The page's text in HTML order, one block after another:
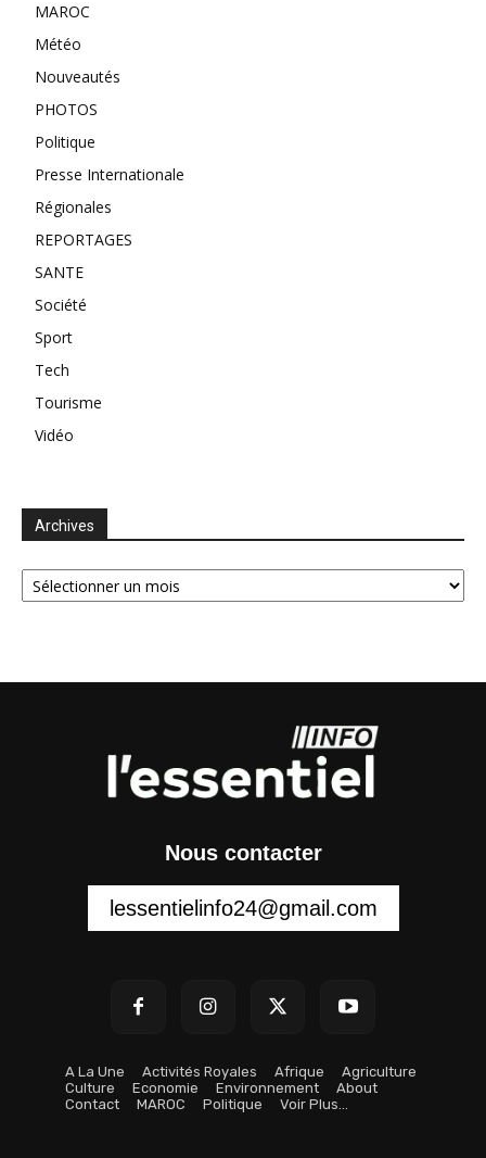
MAROC
Météo
Nouveautés
PHOTOS
Politique
Presse Internationale
Régionales
REPORTAGES
SANTE
Société
Sport
Tech
Tourisme
Vidéo
Archives
Archives
Nous contacter
lessentielinfo24@gmail.com
A La Une Activités Royales Afrique
Agriculture
Culture
Economie Environnement
About
Contact
MAROC Politique Voir Plus…